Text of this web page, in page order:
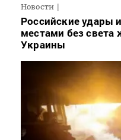
Новости
Российские удары
местами без света
Украины